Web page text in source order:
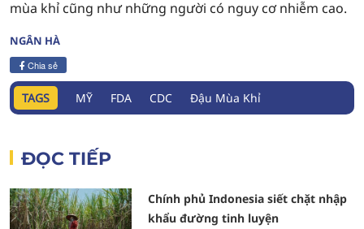
mùa khỉ cũng như những người có nguy cơ nhiễm cao.
NGÂN HÀ
Chia sẻ
TAGS MỸ FDA CDC Đậu Mùa Khỉ
ĐỌC TIẾP
Chính phủ Indonesia siết chặt nhập
khẩu đường tinh luyện